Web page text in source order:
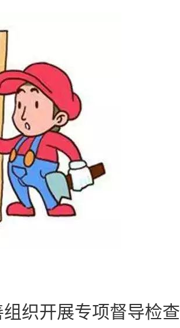
织开展专项督导检查